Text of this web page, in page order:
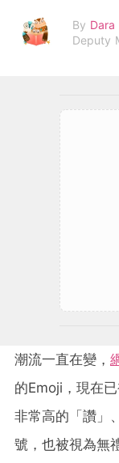
By Dara
Deputy
潮流一直在變，
的Emoji，現在
非常高的「讚」
號，也被視為無